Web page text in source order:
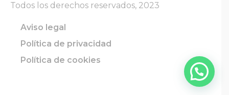
Todos los derechos reservados, 2023
Aviso legal
Política de privacidad
Política de cookies